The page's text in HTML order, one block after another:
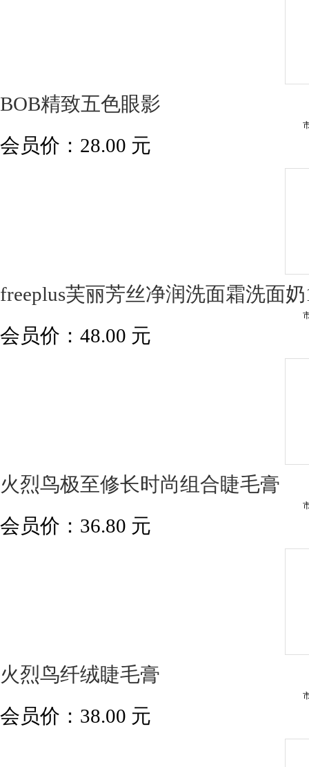
BOB精致五色眼影
会员价： 28.00 元
freeplus芙丽芳丝净润洗面霜洗面奶
会员价： 48.00 元
火烈鸟极至修长时尚组合睫毛膏
会员价： 36.80 元
火烈鸟纤绒睫毛膏
会员价： 38.00 元